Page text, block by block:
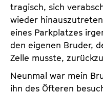
tragisch, sich
wieder
eines Parkplatzes
den eigenen Bruder,
Zelle musste,
Neunmal war mein
ihn des Öfteren